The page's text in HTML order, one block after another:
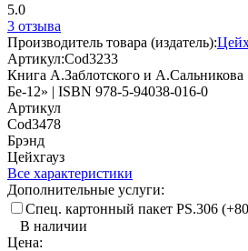
5.0
3 отзыва
Производитель товара (издатель):
Артикул:Cod3233
Книга А.Заблотского и
Бе-12» | ISBN 978-5-94038-016-0
Артикул
Cod3478
Брэнд
Цейхгауз
Все характеристики
Дополнительные услуги:
Спец. картонный пакет PS.306 (+80
В наличии
Цена: